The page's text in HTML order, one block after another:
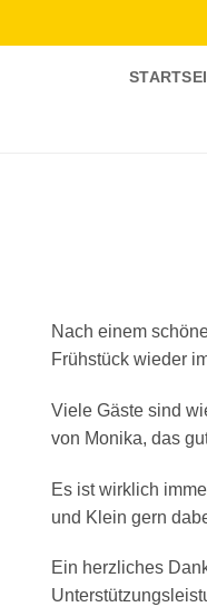
Nach einem
Frühstück wieder
Viele Gäste sind
von Monika, das
Es ist wirklich
und Klein gern
Ein herzliches